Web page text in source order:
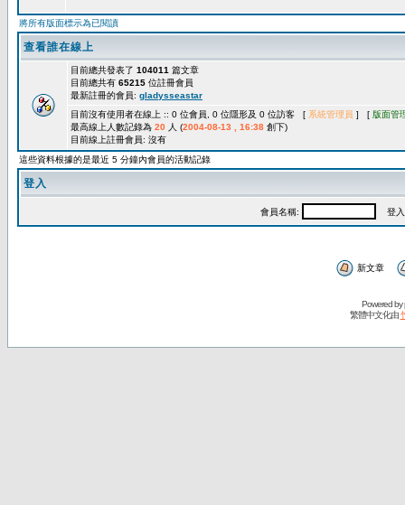
將所有版面標示為已閱讀
查看誰在線上
目前總共發表了 104011 篇文章
目前總共有 65215 位註冊會員
最新註冊的會員: gladysseastar
目前沒有使用者在線上 :: 0 位會員, 0 位隱形及 0 位訪客 [ 系統管理員 ] [ 版面管
最高線上人數記錄為 20 人 (2004-08-13 , 16:38 創下)
目前線上註冊會員: 沒有
這些資料根據的是最近 5 分鐘內會員的活動記錄
登入
會員名稱: 登入
新文章
Powered by
繁體中文化由